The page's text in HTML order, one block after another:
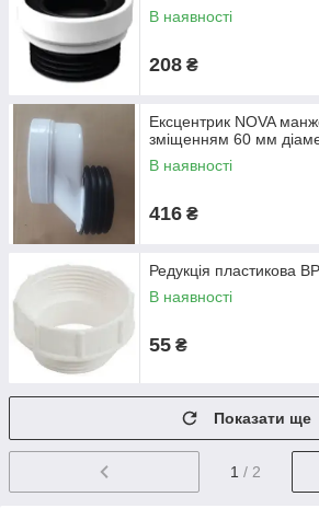
В наявності
208 ₴
Ексцентрик NOVA
зміщенням 60 мм
В наявності
416 ₴
Редукція пластикова
В наявності
55 ₴
Показати ще
1 / 2